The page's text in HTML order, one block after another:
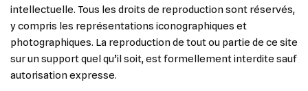
intellectuelle. Tous les droits de reproduction sont réservés,
y compris les représentations iconographiques et
photographiques. La reproduction de tout ou partie de ce site
sur un support quel qu’il soit, est formellement interdite sauf
autorisation expresse.